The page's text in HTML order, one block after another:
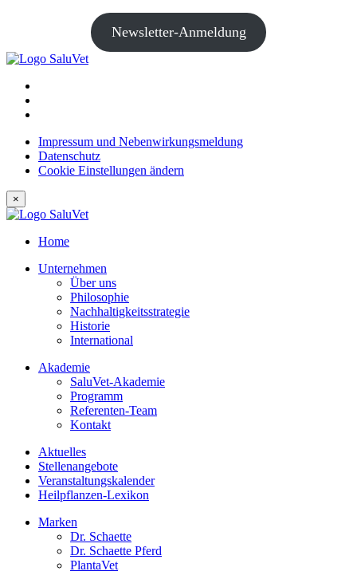
Newsletter-Anmeldung
Impressum und Nebenwirkungsmeldung
Datenschutz
Cookie Einstellungen ändern
×
Home
Unternehmen
Über uns
Philosophie
Nachhaltigkeitsstrategie
Historie
International
Akademie
SaluVet-Akademie
Programm
Referenten-Team
Kontakt
Aktuelles
Stellenangebote
Veranstaltungskalender
Heilpflanzen-Lexikon
Marken
Dr. Schaette
Dr. Schaette Pferd
PlantaVet